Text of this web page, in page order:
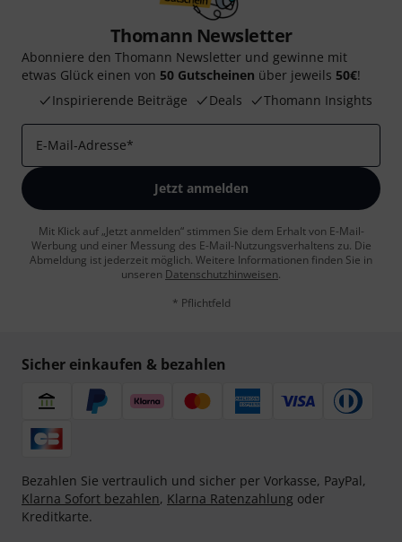
Thomann Newsletter
Abonniere den Thomann Newsletter und gewinne mit
etwas Glück einen von 50 Gutscheinen über jeweils 50€!
Inspirierende Beiträge
Deals Thomann Insights
E-Mail-Adresse*
Jetzt anmelden
Mit Klick auf „Jetzt anmelden“ stimmen Sie dem Erhalt von E-Mail-
Werbung und einer Messung des E-Mail-Nutzungsverhaltens zu. Die
Abmeldung ist jederzeit möglich. Weitere Informationen finden Sie in
unseren Datenschutzhinweisen.
* Pflichtfeld
Sicher einkaufen & bezahlen
Bezahlen Sie vertraulich und sicher per Vorkasse, PayPal,
Klarna Sofort bezahlen, Klarna Ratenzahlung oder
Kreditkarte.